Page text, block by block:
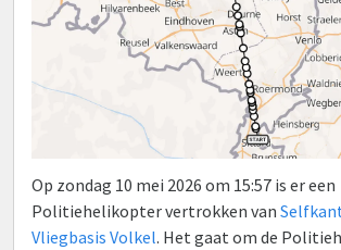
Op zondag 10 mei 2026 om 15:57 is er een
Politiehelikopter vertrokken van
Vliegbasis Volkel. Het gaat om de